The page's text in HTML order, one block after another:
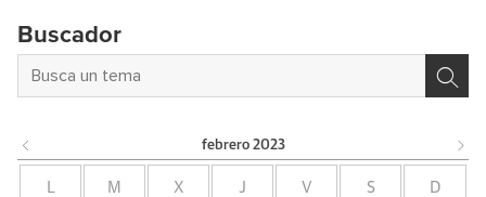
Buscador
febrero 2023
M X J V S D